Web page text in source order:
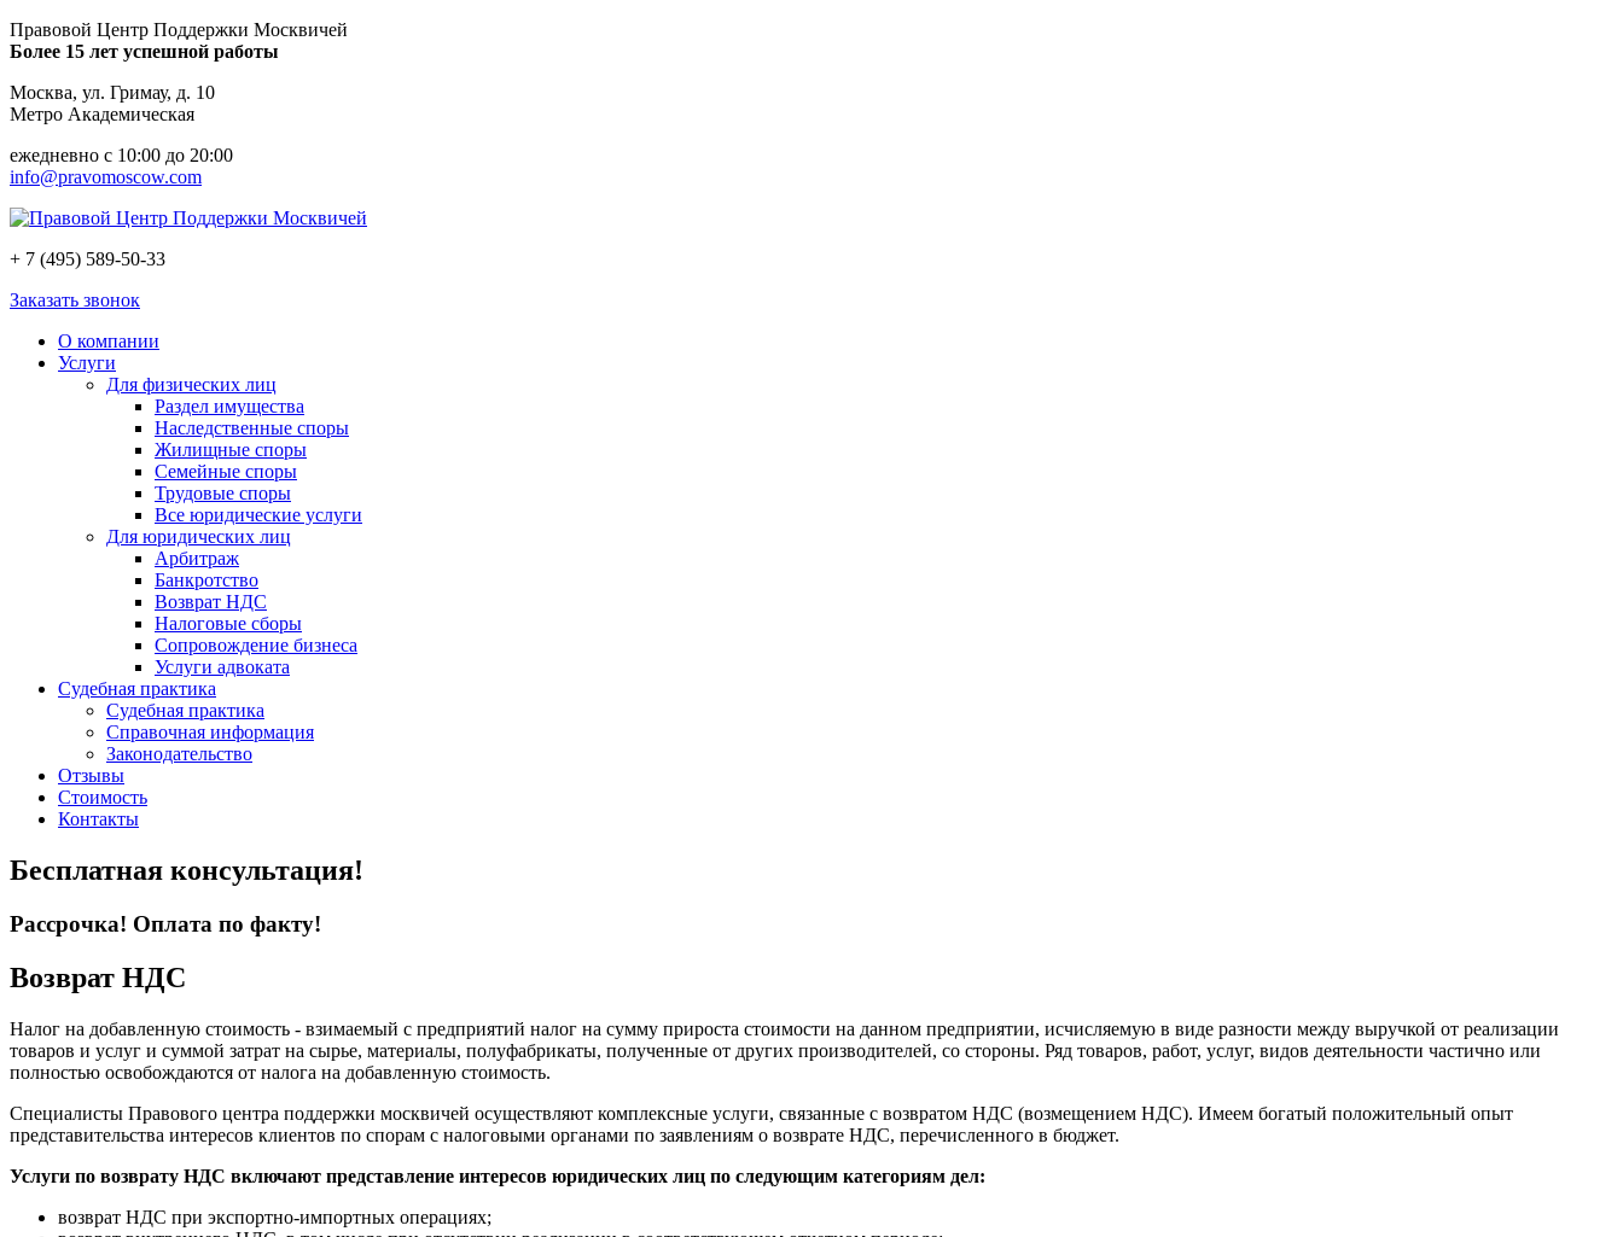
Правовой Центр Поддержки Москвичей
Более 15 лет успешной работы
Москва, ул. Гримау, д. 10
Метро Академическая
ежедневно с 10:00 до 20:00
info@pravomoscow.com
+ 7 (495) 589-50-33
Заказать звонок
О компании
Услуги
Для физических лиц
Раздел имущества
Наследственные споры
Жилищные споры
Семейные споры
Трудовые споры
Все юридические услуги
Для юридических лиц
Арбитраж
Банкротство
Возврат НДС
Налоговые сборы
Сопровождение бизнеса
Услуги адвоката
Судебная практика
Судебная практика
Справочная информация
Законодательство
Отзывы
Стоимость
Контакты
Бесплатная консультация!
Рассрочка! Оплата по факту!
Возврат НДС
Налог на добавленную стоимость - взимаемый с предприятий налог на сумму прироста стоимости на данном предприятии, исчисляемую в виде разности между выручкой от реализации
товаров и услуг и суммой затрат на сырье, материалы, полуфабрикаты, полученные от других производителей, со стороны. Ряд товаров, работ, услуг, видов деятельности частично или
полностью освобождаются от налога на добавленную стоимость.
Специалисты Правового центра поддержки москвичей осуществляют комплексные услуги, связанные с возвратом НДС (возмещением НДС). Имеем богатый положительный опыт
представительства интересов клиентов по спорам с налоговыми органами по заявлениям о возврате НДС, перечисленного в бюджет.
Услуги по возврату НДС включают представление интересов юридических лиц по следующим категориям дел:
возврат НДС при экспортно-импортных операциях;